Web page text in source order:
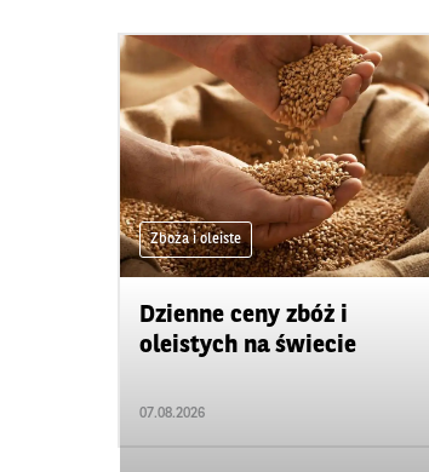
Zboża i oleiste
Dzienne ceny zbóż i
oleistych na świecie
07.08.2026